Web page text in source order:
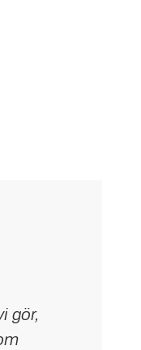
gör,